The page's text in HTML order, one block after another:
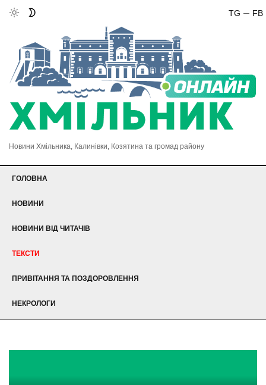
FB
TG
Новини Хмільника, Калинівки, Козятина та громад району
ГОЛОВНА
НОВИНИ
НОВИНИ ВІД ЧИТАЧІВ
ТЕКСТИ
ПРИВІТАННЯ ТА ПОЗДОРОВЛЕННЯ
НЕКРОЛОГИ